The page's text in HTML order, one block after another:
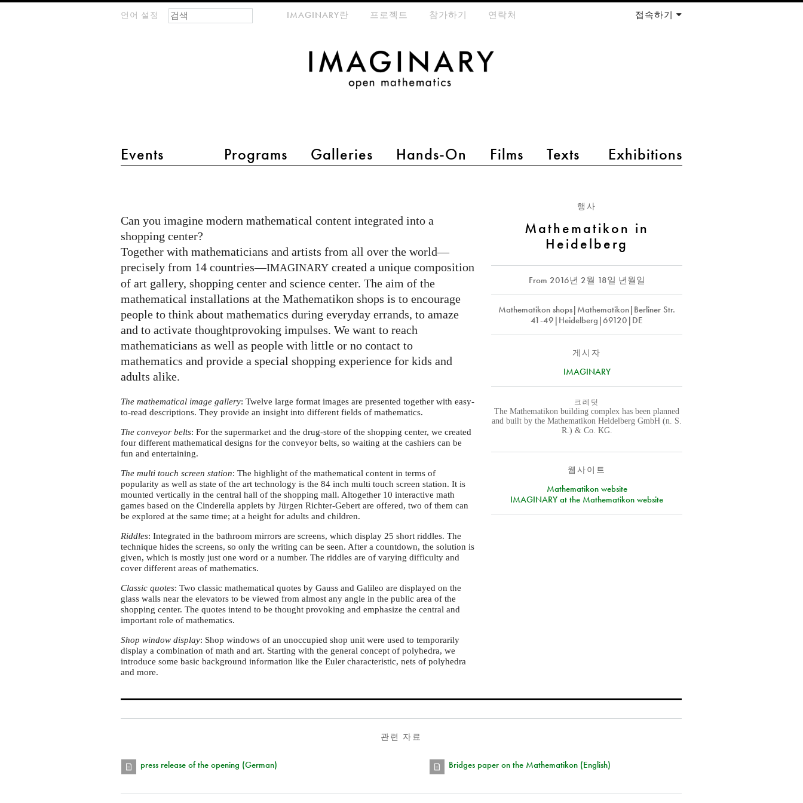
언어 설정
main menu 2
Events Programs Galleries Hands-On Films Texts Exhibitions
meta-menuIMAGINARY란 프로젝트 참가하기 연락처 접속하기
검색 폼
찾기
Heidelberg
행사
Mathematikon in
Heidelberg
From 2016년 2월 18일 년월일
Mathematikon shops|Mathematikon|Berliner Str.
41-49|Heidelberg|69120|DE
게시자
IMAGINARY
크레딧
The Mathematikon building complex has been planned
and built by the Mathematikon Heidelberg GmbH (n. S.
R.) & Co. KG.
웹사이트
Mathematikon website
IMAGINARY at the Mathematikon website
Can you imagine modern mathematical content integrated into a
shopping center?
Together with mathematicians and artists from all over the world—
precisely from 14 countries—IMAGINARY created a unique composition
of art gallery, shopping center and science center. The aim of the
mathematical installations at the Mathematikon shops is to encourage
people to think about mathematics during everyday errands, to amaze
and to activate thoughtprovoking impulses. We want to reach
mathematicians as well as people with little or no contact to
mathematics and provide a special shopping experience for kids and
adults alike.
The mathematical image gallery: Twelve large format images are presented together with easy-
to-read descriptions. They provide an insight into different fields of mathematics.
The conveyor belts: For the supermarket and the drug-store of the shopping center, we created
four different mathematical designs for the conveyor belts, so waiting at the cashiers can be
fun and entertaining.
The multi touch screen station: The highlight of the mathematical content in terms of
popularity as well as state of the art technology is the 84 inch multi touch screen station. It is
mounted vertically in the central hall of the shopping mall. Altogether 10 interactive math
games based on the Cinderella applets by Jürgen Richter-Gebert are offered, two of them can
be explored at the same time; at a height for adults and children.
Riddles: Integrated in the bathroom mirrors are screens, which display 25 short riddles. The
technique hides the screens, so only the writing can be seen. After a countdown, the solution is
given, which is mostly just one word or a number. The riddles are of varying difficulty and
cover different areas of mathematics.
Classic quotes: Two classic mathematical quotes by Gauss and Galileo are displayed on the
glass walls near the elevators to be viewed from almost any angle in the public area of the
shopping center. The quotes intend to be thought provoking and emphasize the central and
important role of mathematics.
Shop window display: Shop windows of an unoccupied shop unit were used to temporarily
display a combination of math and art. Starting with the general concept of polyhedra, we
introduce some basic background information like the Euler characteristic, nets of polyhedra
and more.
관련 자료
press release of the opening (German) Bridges paper on the Mathematikon (English)